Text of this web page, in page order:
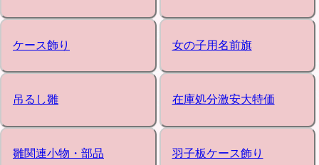
ケース飾り 女の子用名前旗
吊るし雛 在庫処分激安大特価
雛関連小物・部品 羽子板ケース飾り